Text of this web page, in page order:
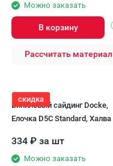
Можно заказать
В корзину
Рассчитать материал
скидка
Виниловый сайдинг Docke,
Елочка D5C Standard, Халва
334 ₽ за шт
Можно заказать